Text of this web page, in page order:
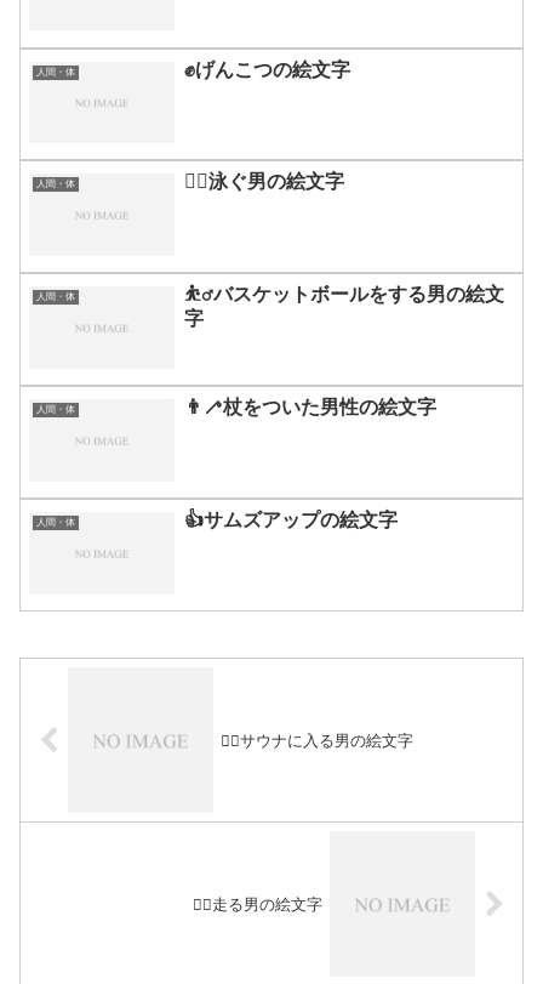
人間・体 ✊げんこつの絵文字
人間・体 🏊‍♂️泳ぐ男の絵文字
人間・体
⛹️‍♂️バスケットボールをする男の絵文
字
人間・体 👨‍🦯杖をついた男性の絵文字
人間・体 👍サムズアップの絵文字
🧖‍♂️サウナに入る男の絵文字
🏃‍♂️走る男の絵文字